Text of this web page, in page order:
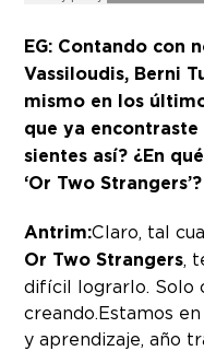
EG: Contando con
Vassiloudis, Berni
mismo en los
que ya
sientes así? ¿En
‘Or Two Strangers’?
Antrim:Claro, tal
Or Two Strangers,
difícil lograrlo. Solo
creando.Estamos
y aprendizaje, año